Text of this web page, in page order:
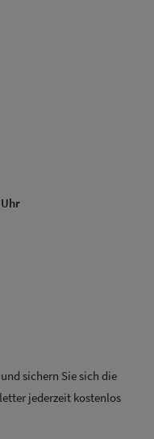
sichern Sie sich die
jederzeit kostenlos